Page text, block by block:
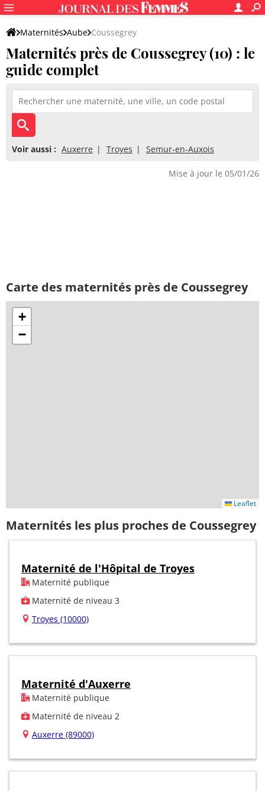
Maternités Aube Coussegrey
Maternités près de Coussegrey (10) : le
guide complet
Voir aussi : Auxerre Troyes Semur-en-Auxois
Mise à jour le 05/01/26
Carte des maternités près de Coussegrey
+
−
Leaflet
Maternités les plus proches de Coussegrey
Maternité de l'Hôpital de Troyes
Maternité publique
Maternité de niveau 3
Troyes (10000)
Maternité d'Auxerre
Maternité publique
Maternité de niveau 2
Auxerre (89000)